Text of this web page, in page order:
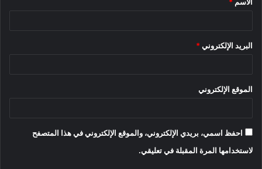
*
البريد الإلكتروني *
الموقع الإلكتروني
احفظ اسمي، بريدي الإلكتروني، والموقع الإلكتروني في هذا المتصفح
لاستخدامها المرة المقبلة في تعليقي.